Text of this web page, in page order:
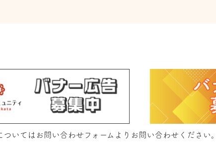
いては お問い合わせフォーム よりお問い合わせください。